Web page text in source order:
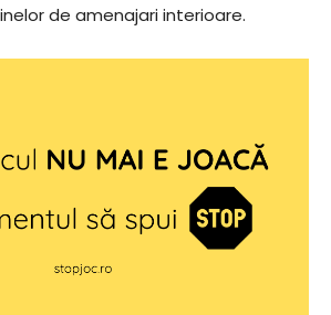
de amenajari interioare.